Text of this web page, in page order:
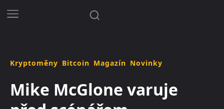
Kryptoměny Bitcoin Magazín Novinky
Mike McGlone varuje